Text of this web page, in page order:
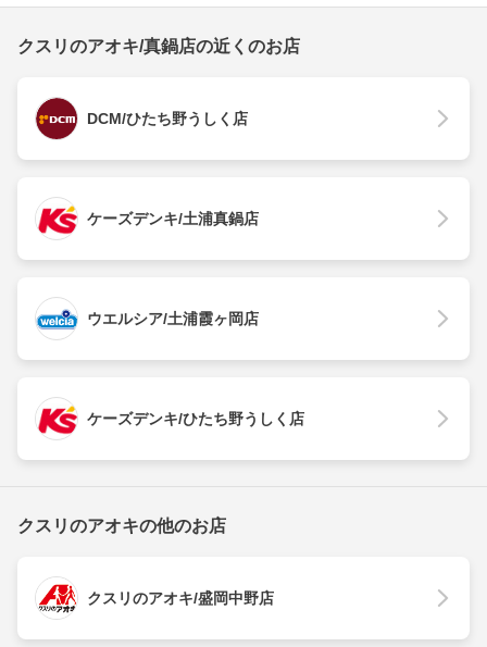
クスリのアオキ/真鍋店の近くのお店
DCM/ひたち野うしく店
ケーズデンキ/土浦真鍋店
ウエルシア/土浦霞ヶ岡店
ケーズデンキ/ひたち野うしく店
クスリのアオキの他のお店
クスリのアオキ/盛岡中野店